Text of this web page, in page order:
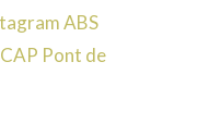
ABS
Pont de